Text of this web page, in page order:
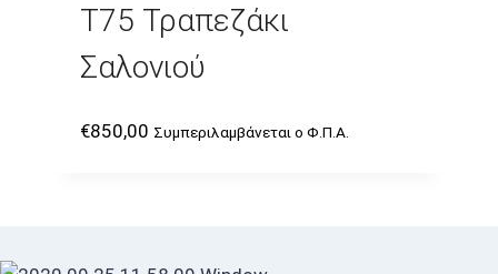
T75 Τραπεζάκι
Σαλονιού
€850,00 Συμπεριλαμβάνεται ο Φ.Π.Α.